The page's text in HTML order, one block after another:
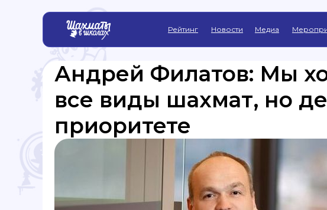
Рейтинг Новости Медиа
Андрей Филатов: Мы
все виды шахмат, но
приоритете